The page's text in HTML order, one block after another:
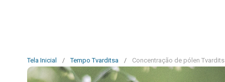
Tela Inicial / Tempo Tvarditsa / Concentração de pólen